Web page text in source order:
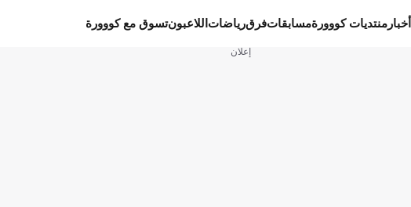
أخبار منتديات كووورةمسابقاتفرقرياضات اللاعبونتسوق مع كووورة
إعلان